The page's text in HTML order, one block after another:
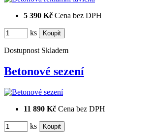
5 390 Kč Cena bez DPH
ks
Dostupnost Skladem
Betonové sezení
11 890 Kč Cena bez DPH
ks